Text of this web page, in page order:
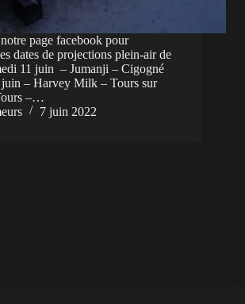
page facebook pour
dates de projections plein-air de
11 juin – Jumanji – Cigogné
– Harvey Milk – Tours sur
–…
7 juin 2022